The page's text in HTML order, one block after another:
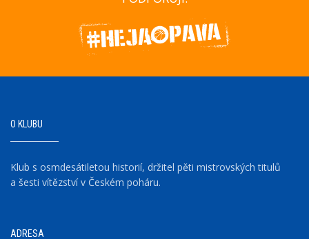
O KLUBU
Klub s osmdesátiletou historií, držitel pěti mistrovských titulů
a šesti vítězství v Českém poháru.
ADRESA